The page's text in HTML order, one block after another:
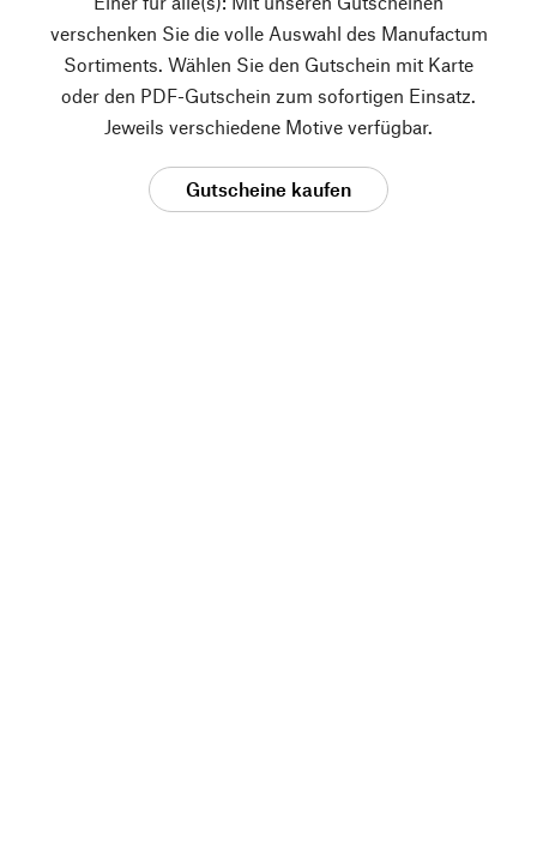
verschenken Sie die volle Auswahl des Manufactum
Sortiments. Wählen Sie den Gutschein mit Karte
oder den PDF-Gutschein zum sofortigen Einsatz.
Jeweils verschiedene Motive verfügbar.
Gutscheine kaufen